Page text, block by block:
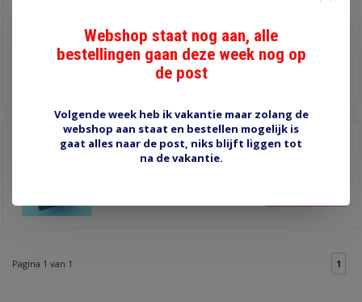
10W heatsink
Voor wanneer u LED-
lampen gaat gebruiken
7003 knipperautomaat
Pagina 1 van 1 1
Webshop staat nog aan, alle
bestellingen gaan deze week nog op
de post
Volgende week heb ik vakantie maar zolang de
webshop aan staat en bestellen mogelijk is
gaat alles naar de post, niks blijft liggen tot
na de vakantie.